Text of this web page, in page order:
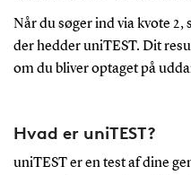
Når du søger ind via kvote 2,
der hedder uniTEST. Dit
om du bliver optaget på
Hvad er uniTEST?
uniTEST er en test af dine